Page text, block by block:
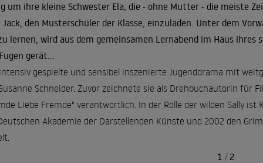
um ihre kleine Schwester Ela, die - ohne Mutter - die meiste
Jack, den Musterschüler der Klasse, einzuladen. Unter dem
lernen, wird aus dem gemeinsamen Lernabend im Haus
gerät...
gespielte und sensibel inszenierte Jugenddrama mit
Schneider. Zuvor zeichnete sie als Drehbuchautorin für
Liebe Fremde" verantwortlich. In der Rolle der wilden Sally
Akademie der Darstellenden Künste und 2002 den
1 / 2